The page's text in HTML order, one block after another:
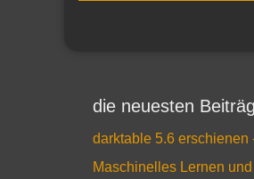
die neuesten
darktable 5.6
Maschinelles Lernen